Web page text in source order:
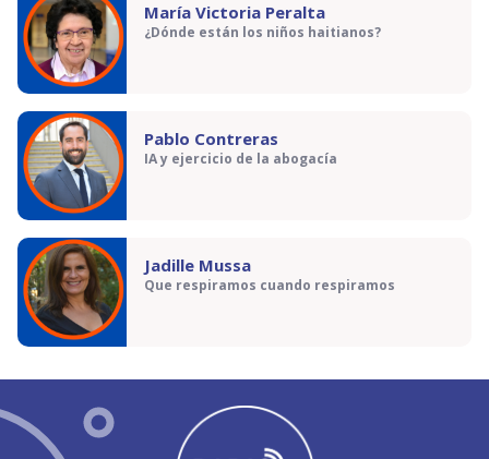
María Victoria Peralta
¿Dónde están los niños haitianos?
Pablo Contreras
IA y ejercicio de la abogacía
Jadille Mussa
Que respiramos cuando respiramos